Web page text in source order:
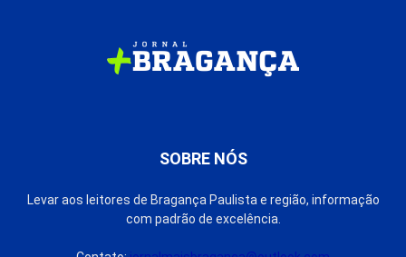
SOBRE NÓS
Levar aos leitores de Bragança Paulista e região, informação
com padrão de excelência.